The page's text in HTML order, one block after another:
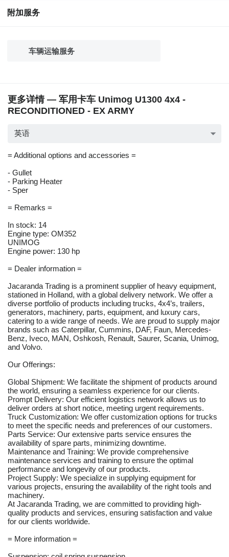
附加服务
车辆运输服务
更多详情 — 军用卡车 Unimog U1300 4x4 -
RECONDITIONED - EX ARMY
英语
= Additional options and accessories =
- Gullet
- Parking Heater
- Sper
= Remarks =
In stock: 14
Engine type: OM352
UNIMOG
Engine power: 130 hp
= Dealer information =
Jacaranda Trading is a prominent supplier of heavy equipment,
stationed in Holland, with a global delivery network. We offer a
diverse portfolio of products including trucks, 4x4’s, trailers,
generators, machinery, parts, equipment, and luxury cars,
catering to a wide range of needs. We are proud to supply major
brands such as Caterpillar, Cummins, DAF, Faun, Mercedes-
Benz, Iveco, MAN, Oshkosh, Renault, Saurer, Scania, Unimog,
and Volvo.
Our Offerings:
Global Shipment: We facilitate the shipment of products around
the world, ensuring a seamless experience for our clients.
Prompt Delivery: Our efficient logistics network allows us to
deliver orders at short notice, meeting urgent requirements.
Truck Customization: We offer customization options for trucks
to meet the specific needs and preferences of our customers.
Parts Service: Our extensive parts service ensures the
availability of spare parts, minimizing downtime.
Maintenance and Training: We provide comprehensive
maintenance services and training to ensure the optimal
performance and longevity of our products.
Project Supply: We specialize in supplying equipment for
various projects, ensuring the availability of the right tools and
machinery.
At Jacaranda Trading, we are committed to providing high-
quality products and services, ensuring satisfaction and value
for our clients worldwide.
= More information =